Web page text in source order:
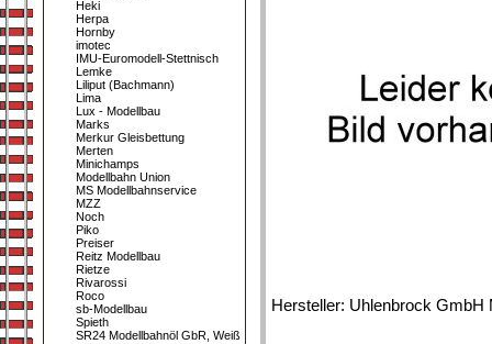
Heki
Herpa
Hornby
imotec
IMU-Euromodell-Stettnisch
Lemke
Liliput (Bachmann)
Lima
Lux - Modellbau
Marks
Merkur Gleisbettung
Merten
Minichamps
Modellbahn Union
MS Modellbahnservice
MZZ
Noch
Piko
Preiser
Reitz Modellbau
Rietze
Rivarossi
Roco
sb-Modellbau
Spieth
SR24 Modellbahnöl GbR, Weiß
Hersteller: Uhlenbrock GmbH